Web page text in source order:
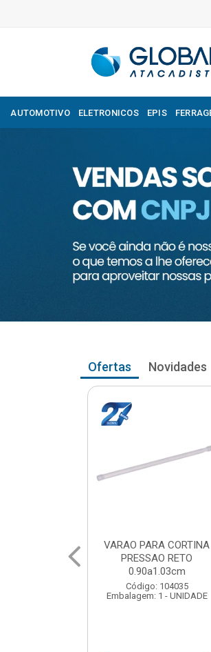
AUTOMOTIVO ELETRONICOS EPIS
Ofertas Novidades
VARAO PARA CORTINA
PRESSAO RETO
1.05a1.18cm
Código: 104043
Embalagem: 1 - UNIDADE